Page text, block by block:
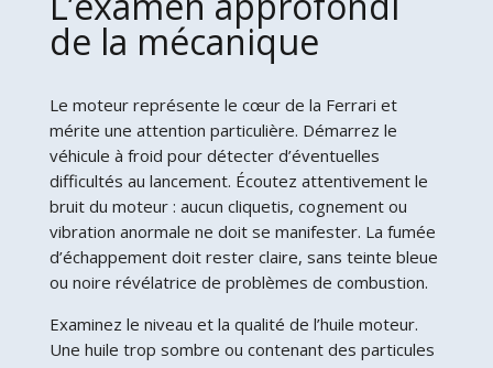
de la mécanique
Le moteur représente le cœur de la Ferrari et
mérite une attention particulière. Démarrez le
véhicule à froid pour détecter d’éventuelles
difficultés au lancement. Écoutez attentivement le
bruit du moteur : aucun cliquetis, cognement ou
vibration anormale ne doit se manifester. La fumée
d’échappement doit rester claire, sans teinte bleue
ou noire révélatrice de problèmes de combustion.
Examinez le niveau et la qualité de l’huile moteur.
Une huile trop sombre ou contenant des particules